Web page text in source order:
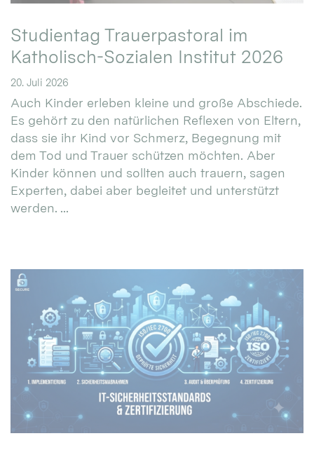
Studientag Trauerpastoral im
Katholisch-Sozialen Institut 2026
20. Juli 2026
Auch Kinder erleben kleine und große Abschiede.
Es gehört zu den natürlichen Reflexen von Eltern,
dass sie ihr Kind vor Schmerz, Begegnung mit
dem Tod und Trauer schützen möchten. Aber
Kinder können und sollten auch trauern, sagen
Experten, dabei aber begleitet und unterstützt
werden. ...